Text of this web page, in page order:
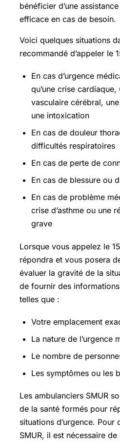
bénéficier d’une
efficace en cas de besoin.
Voici quelques situations
recommandé d’appeler le
En cas d’urgence
qu’une crise
vasculaire cérébral,
une intoxication
En cas de douleur
difficultés respiratoires
En cas de perte de
En cas de blessure ou
En cas de problème
crise d’asthme ou une
grave
Lorsque vous appelez le
répondra et vous posera
évaluer la gravité de la
de fournir des
telles que :
Votre emplacement
La nature de l’urgence
Le nombre de
Les symptômes ou les
Les ambulanciers SMUR
de la santé formés pour
situations d’urgence. Pour
SMUR, il est nécessaire